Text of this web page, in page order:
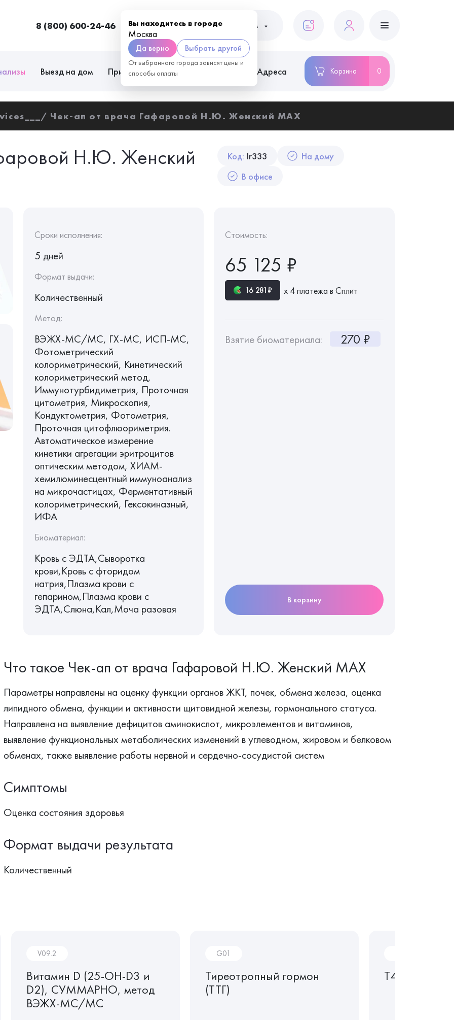
8 (800) 600-24-46 Вы находитесь в городе
Москва
Да верно Выбрать другой
От выбранного города зависят цены и
способы оплаты
Москва Пациентам
Выезд на дом Приём врачей Адреса Корзина 0
Чек-ап от врача Гафаровой Н.Ю. Женский MAX
Код: Ir333
На дому
В офисе
Н.Ю. Женский
Сроки исполнения:
5 дней
Формат выдачи:
Количественный
Метод:
ВЭЖХ-МС/МС, ГХ-МС, ИСП-МС,
Фотометрический
колориметрический, Кинетический
колориметрический метод,
Иммунотурбидиметрия, Проточная
цитометрия, Микроскопия,
Кондуктометрия, Фотометрия,
Проточная цитофлюориметрия.
Автоматическое измерение
кинетики агрегации эритроцитов
оптическим методом, ХИАМ-
хемилюминесцентный иммуноанализ
на микрочастицах, Ферментативный
колориметрический, Гексокиназный,
ИФА
Биоматериал:
Кровь c ЭДТА,Сыворотка
крови,Кровь с фторидом
натрия,Плазма крови с
гепарином,Плазма крови с
ЭДТА,Слюна,Кал,Моча разовая
Стоимость:
65 125 ₽
16 281₽ х 4 платежа в Сплит
Взятие биоматериала: 270 ₽
В корзину
Что такое Чек-ап от врача Гафаровой Н.Ю. Женский MAX
Параметры направлены на оценку функции органов ЖКТ, почек, обмена железа, оценка
липидного обмена, функции и активности щитовидной железы, гормонального статуса.
Направлена на выявление дефицитов аминокислот, микроэлементов и витаминов,
выявление функциональных метаболических изменений в углеводном, жировом и белковом
обменах, также выявление работы нервной и сердечно-сосудистой систем
Симптомы
Оценка состояния здоровья
Формат выдачи результата
Количественный
V09.2
Витамин D (25-OH-D3 и
D2), СУММАРНО, метод
ВЭЖХ-МС/МС
G01
Тиреотропный гормон
(ТТГ)
Т4